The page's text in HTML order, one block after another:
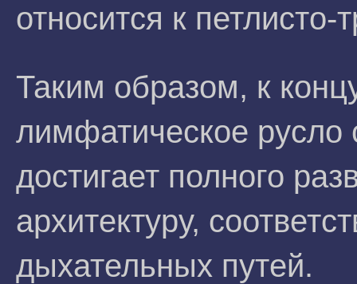
относится к петлисто-
Таким образом, к
лимфатическое русло
достигает полного
архитектуру,
дыхательных путей.